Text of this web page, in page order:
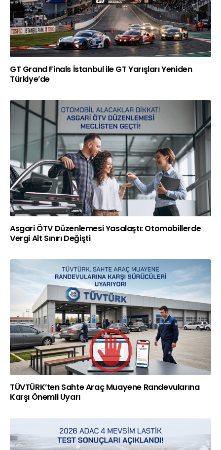
GT Grand Finals İstanbul ile GT Yarışları Yeniden
Türkiye’de
Asgari ÖTV Düzenlemesi Yasalaştı: Otomobillerde
Vergi Alt Sınırı Değişti
TÜVTÜRK’ten Sahte Araç Muayene Randevularına
Karşı Önemli Uyarı